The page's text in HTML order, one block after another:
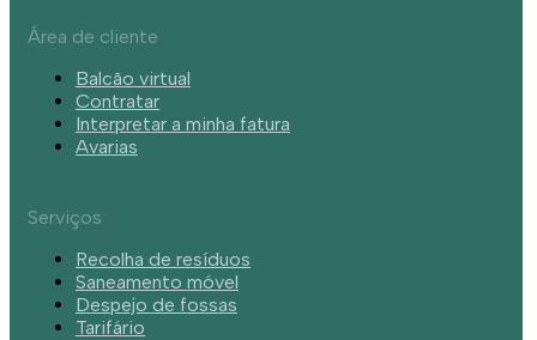
Área de cliente
Balcão virtual
Contratar
Interpretar a minha fatura
Avarias
Serviços
Recolha de resíduos
Saneamento móvel
Despejo de fossas
Tarifário